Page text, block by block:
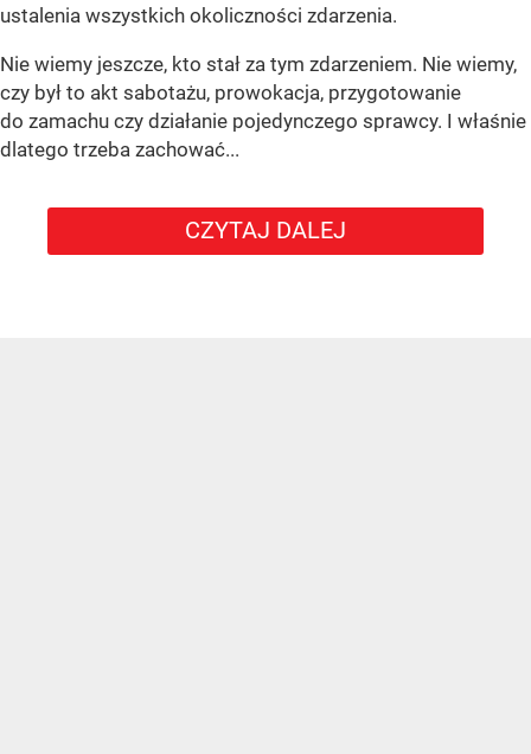
ustalenia wszystkich okoliczności zdarzenia.
Nie wiemy jeszcze, kto stał za tym zdarzeniem. Nie wiemy,
czy był to akt sabotażu, prowokacja, przygotowanie
do zamachu czy działanie pojedynczego sprawcy. I właśnie
dlatego trzeba zachować...
CZYTAJ DALEJ